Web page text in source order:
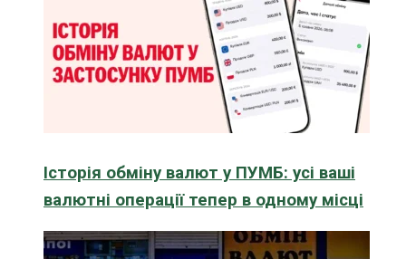
Історія обміну валют у ПУМБ: усі ваші
валютні операції тепер в одному місці